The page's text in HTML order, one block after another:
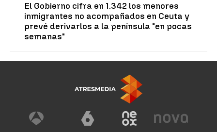
El Gobierno cifra en 1.342 los menores
inmigrantes no acompañados en Ceuta y
prevé derivarlos a la península "en pocas
semanas"